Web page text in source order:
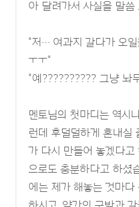
아 달려가서 사실을 말씀
"저… 여과지 갈다가 오
ㅜㅜ"
"예?????????? 그냥 놔
멘토님의 첫마디는 역시
런데 후덜덜하게 혼내실
가 다시 만들어 놓겠다
으로도 충분하다고 하셨
에는 제가 해놓는 것마다